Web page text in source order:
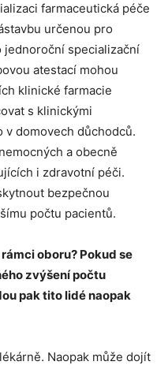
farmaceutická péče
určenou pro
jednoroční specializační
atestací mohou
klinické farmacie
s klinickými
v domovech důchodců.
a obecně
i zdravotní péči.
bezpečnou
počtu pacientů.
oboru? Pokud se
zvýšení počtu
pak tito lidé naopak
Naopak může dojít